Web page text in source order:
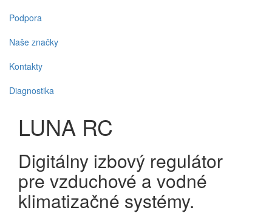
Podpora
Naše značky
Kontakty
Diagnostika
LUNA RC
Digitálny izbový regulátor
pre vzduchové a vodné
klimatizačné systémy.